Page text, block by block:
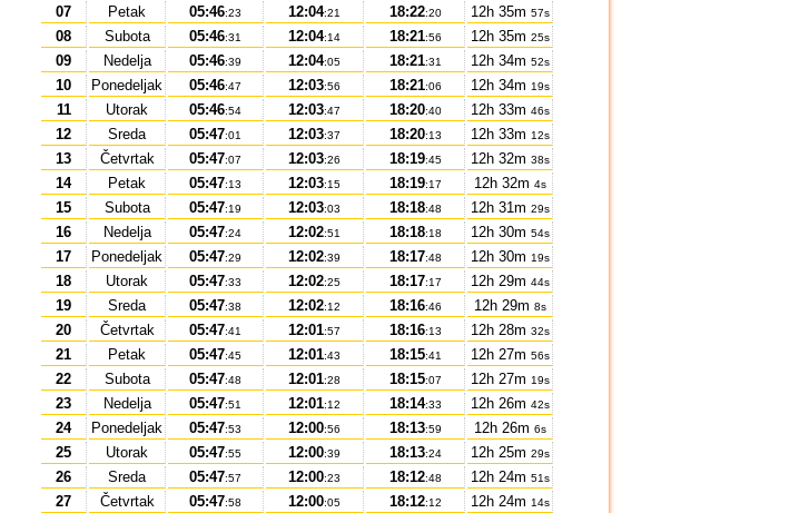
07 Petak 05:46:23 12:04:21 18:22:20 12h 35m 57s
08 Subota 05:46:31 12:04:14 18:21:56 12h 35m 25s
09 Nedelja 05:46:39 12:04:05 18:21:31 12h 34m 52s
10 Ponedeljak 05:46:47 12:03:56 18:21:06 12h 34m 19s
11 Utorak 05:46:54 12:03:47 18:20:40 12h 33m 46s
12 Sreda 05:47:01 12:03:37 18:20:13 12h 33m 12s
13 Četvrtak 05:47:07 12:03:26 18:19:45 12h 32m 38s
14 Petak 05:47:13 12:03:15 18:19:17 12h 32m 4s
15 Subota 05:47:19 12:03:03 18:18:48 12h 31m 29s
16 Nedelja 05:47:24 12:02:51 18:18:18 12h 30m 54s
17 Ponedeljak 05:47:29 12:02:39 18:17:48 12h 30m 19s
18 Utorak 05:47:33 12:02:25 18:17:17 12h 29m 44s
19 Sreda 05:47:38 12:02:12 18:16:46 12h 29m 8s
20 Četvrtak 05:47:41 12:01:57 18:16:13 12h 28m 32s
21 Petak 05:47:45 12:01:43 18:15:41 12h 27m 56s
22 Subota 05:47:48 12:01:28 18:15:07 12h 27m 19s
23 Nedelja 05:47:51 12:01:12 18:14:33 12h 26m 42s
24 Ponedeljak 05:47:53 12:00:56 18:13:59 12h 26m 6s
25 Utorak 05:47:55 12:00:39 18:13:24 12h 25m 29s
26 Sreda 05:47:57 12:00:23 18:12:48 12h 24m 51s
27 Četvrtak 05:47:58 12:00:05 18:12:12 12h 24m 14s